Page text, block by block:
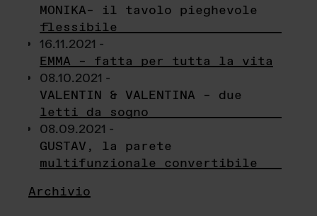
MONIKA– il tavolo pieghevole
flessibile
16.11.2021 -
EMMA – fatta per tutta la vita
08.10.2021 -
VALENTIN & VALENTINA – due
letti da sogno
08.09.2021 -
GUSTAV, la parete
multifunzionale convertibile
Archivio